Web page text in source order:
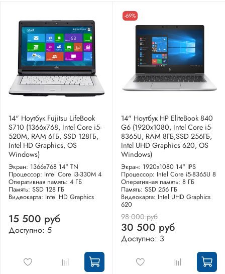
14" Ноутбук Fujitsu LifeBook
S710 (1366x768, Intel Core i5-
520M, RAM 6ГБ, SSD 128ГБ,
Intel HD Graphics, OS
Windows)
Экран: 1366x768 14" TN
Процессор: Intel Core i3-330M 4
Оперативная память: 4 ГБ
Память: SSD 128 ГБ
Видеокарта: Intel HD Graphics
15 500 руб
Доступно: 5
-69%
14" Ноутбук HP EliteBook 840
G6 (1920x1080, Intel Core i5-
8365U, RAM 8ГБ,SSD 256ГБ,
Intel UHD Graphics 620, OS
Windows)
Экран: 1920x1080 14" IPS
Процессор: Intel Core i5-8365U 8
Оперативная память: 8 ГБ
Память: SSD 256 ГБ
Видеокарта: Intel UHD Graphics
620
98 000 руб
30 500 руб
Доступно: 3